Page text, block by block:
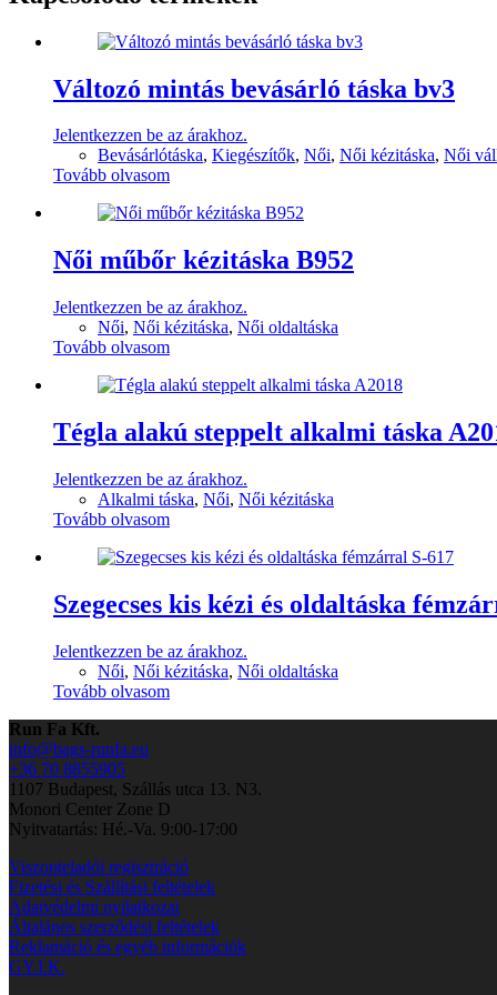
Változó mintás bevásárló táska bv3
Jelentkezzen be az árakhoz.
Bevásárlótáska, Kiegészítők, Női, Női kézitáska, Női
Tovább olvasom
Női műbőr kézitáska B952
Jelentkezzen be az árakhoz.
Női, Női kézitáska, Női oldaltáska
Tovább olvasom
Tégla alakú steppelt alkalmi táska
Jelentkezzen be az árakhoz.
Alkalmi táska, Női, Női kézitáska
Tovább olvasom
Szegecses kis kézi és oldaltáska
Jelentkezzen be az árakhoz.
Női, Női kézitáska, Női oldaltáska
Tovább olvasom
Run Fa Kft.
info@bags-runfa.eu
+36 70 8855905
1107 Budapest, Szállás utca 13. N3.
Monori Center Zone D
Nyitvatartás: Hé.-Va. 9:00-17:00
Viszonteladói regisztráció
Fizetési és Szállítási feltételek
Adatvédelmi nyilatkozat
Általános szerződési feltételek
Reklamáció és egyéb információk
GY.I.K.